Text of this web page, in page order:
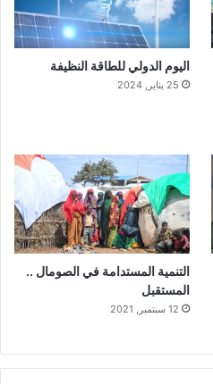
اليوم الدولي للطاقة النظيفة
25 يناير, 2024
التنمية المستدامة في الصومال ..
المستقبل
12 سبتمبر, 2021